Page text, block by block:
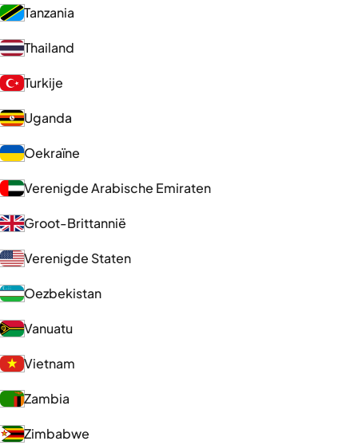
Tanzania
Thailand
Turkije
Uganda
Oekraïne
Verenigde Arabische Emiraten
Groot-Brittannië
Verenigde Staten
Oezbekistan
Vanuatu
Vietnam
Zambia
Zimbabwe